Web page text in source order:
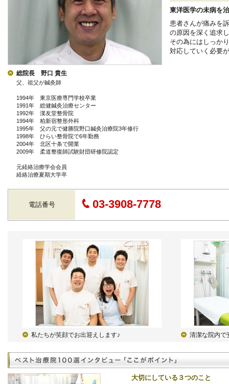
総院長 野口 貴生
父、祖父が鍼灸師
1994年 東京医療専門学校卒業
1991年 総健鍼灸治療センター
1992年 漢友堂整骨院
1994年 柏新宿整形外科
1995年 父の元で健勝院野口鍼灸治療院3年修行
1998年 ひらい整骨院で6年勤務
2004年 北区十条で開業
2009年 柔道整復師試験財団研修院認定
元経絡治療学会会員
経絡治療夏期大学卒
東洋医学の未病を
患者さんが痛みを
の原因を深く追求
その為にはしっか
対応していく必要
電話番号 03-3908-7778
私たちが笑顔でお出迎えします♪ 清潔な院内で
大切にしている３つのこと